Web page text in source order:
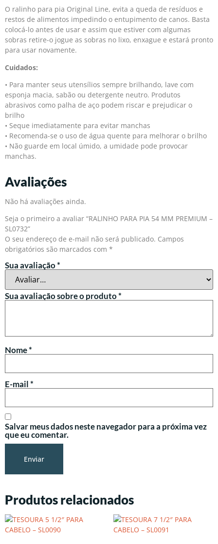
O ralinho para pia Original Line, evita a queda de resíduos e
restos de alimentos impedindo o entupimento de canos. Basta
colocá-lo antes de usar e assim que estiver com algumas
sobras retire-o jogue as sobras no lixo, enxague e estará pronto
para usar novamente.
Cuidados:
• Para manter seus utensílios sempre brilhando, lave com
esponja macia, sabão ou detergente neutro. Produtos
abrasivos como palha de aço podem riscar e prejudicar o
brilho
• Seque imediatamente para evitar manchas
• Recomenda-se o uso de água quente para melhorar o brilho
• Não guarde em local úmido, a umidade pode provocar
manchas.
Avaliações
Não há avaliações ainda.
Seja o primeiro a avaliar “RALINHO PARA PIA 54 MM PREMIUM –
SL0732”
O seu endereço de e-mail não será publicado. Campos
obrigatórios são marcados com *
Sua avaliação*
Sua avaliação sobre o produto*
Nome*
E-mail*
Salvar meus dados neste navegador para a próxima vez
que eu comentar.
Produtos relacionados